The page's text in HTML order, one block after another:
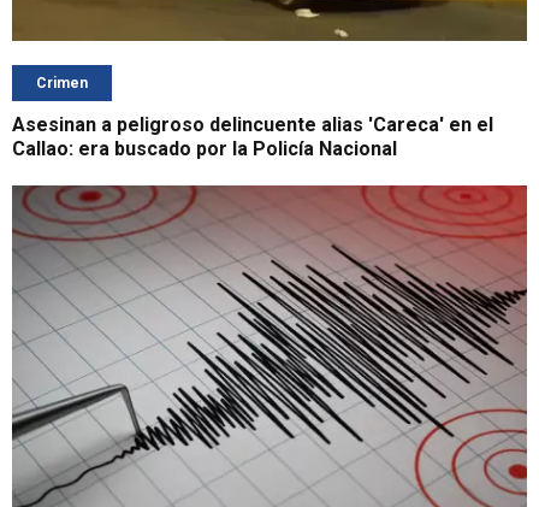
Crimen
Asesinan a peligroso delincuente alias 'Careca' en el
Callao: era buscado por la Policía Nacional